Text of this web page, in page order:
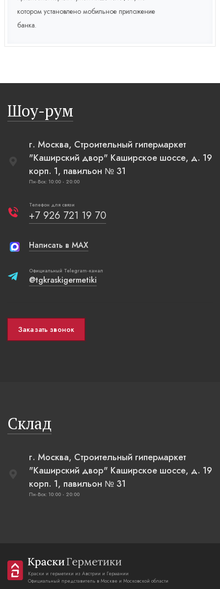
котором установлено мобильное приложение
банка.
Шоу-рум
г. Москва, Строительный гипермаркет
"Каширский двор" Каширское шоссе, д. 19
корп. 1, павильон № 31
Пн-Вск: 10:00 - 20:00
Телефон для связи
+7 926 721 19 70
Написать в MAX
Официальный Telegram-канал
@tgkraskigermetiki
Заказать звонок
Склад
г. Москва, Строительный гипермаркет
"Каширский двор" Каширское шоссе, д. 19
корп. 1, павильон № 31
Пн-Вск: 10:00 - 20:00
Краски и герметики из Австрии и Германии
Официальный представитель в Москве и Московской области